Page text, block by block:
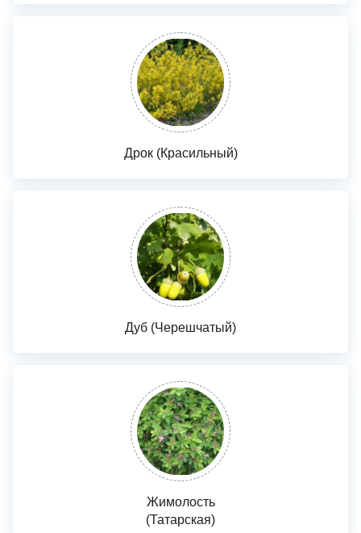
Дрок (Красильный)
Дуб (Черешчатый)
Жимолость
(Татарская)